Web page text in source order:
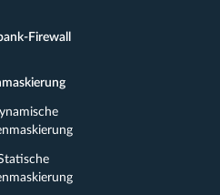
Firewall